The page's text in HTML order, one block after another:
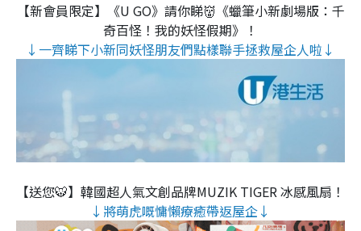
【新會員限定】《U GO》請你睇👹《蠟筆小新劇場版：千
奇百怪！我的妖怪假期》！
↓一齊睇下小新同妖怪朋友們點樣聯手拯救屋企人啦↓
【送您🐯】韓國超人氣文創品牌MUZIK TIGER 冰感風扇！
↓將萌虎嘅慵懶療癒帶返屋企↓